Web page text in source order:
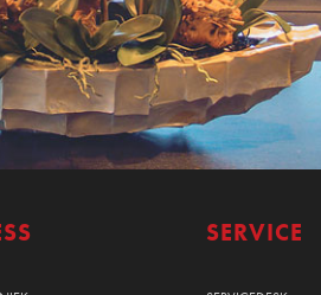
SERVICE